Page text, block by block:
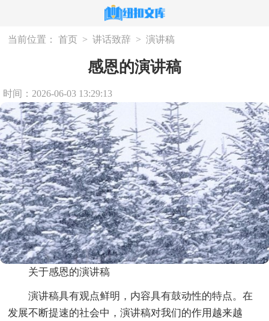
当前位置： 首页 > 讲话致辞 > 演讲稿
感恩的演讲稿
时间：2026-06-03 13:29:13
关于感恩的演讲稿
演讲稿具有观点鲜明，内容具有鼓动性的特点。在
发展不断提速的社会中，演讲稿对我们的作用越来越